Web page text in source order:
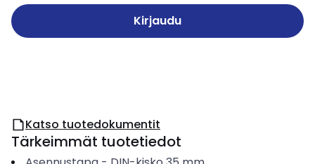
Kirjaudu
Katso tuotedokumentit
Tärkeimmät tuotetiedot